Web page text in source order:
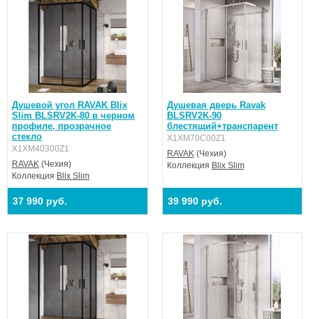
Душевой угол RAVAK Blix
Slim BLSRV2K-80 в черном
профиле, прозрачное
стекло
X1XM40300Z1
RAVAK (Чехия)
Коллекция Blix Slim
37 990 руб.
Душевая дверь Ravak
BLSRV2K-90
блестящий+транспарент
X1XM70C00Z1
RAVAK(Чехия)
Коллекция Blix Slim
39 990 руб.